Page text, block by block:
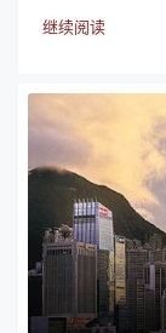
继续阅读